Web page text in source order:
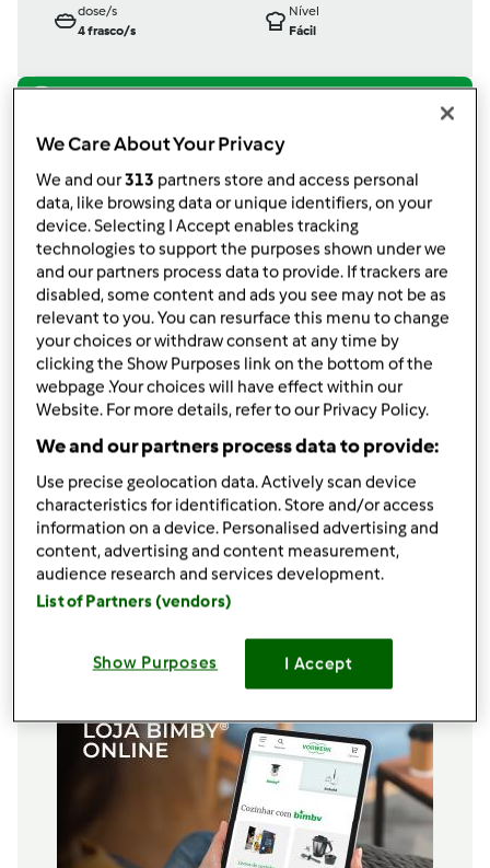
dose/s
4frasco/s
Nível
Fácil
TM5
published: 06.06.2019
Adicionar às minhas coleções
Partilhar receita
Criar uma variante
Ingredientes
Doce/Compota de Alperce
1000gAlperces com pele e sem caroço
700gaçúcar
1/2Limão (sem caroço e sem partes brancas)
Adicionar à lista de compras
We Care About Your Privacy
We and our313 partners store and access personal
data, like browsing data or unique identifiers, on your
device. Selecting I Accept enables tracking
technologies to support the purposes shown under we
and our partners process data to provide. If trackers are
disabled, some content and ads you see may not be as
relevant to you. You can resurface this menu to change
your choices or withdraw consent at any time by
clicking the Show Purposes link on the bottom of the
webpage .Your choices will have effect within our
Website. For more details, refer to our Privacy Policy.
We and our partners process data to provide:
Use precise geolocation data. Actively scan device
characteristics for identification. Store and/or access
information on a device. Personalised advertising and
content, advertising and content measurement,
audience research and services development.
List of Partners (vendors)
Show Purposes I Accept